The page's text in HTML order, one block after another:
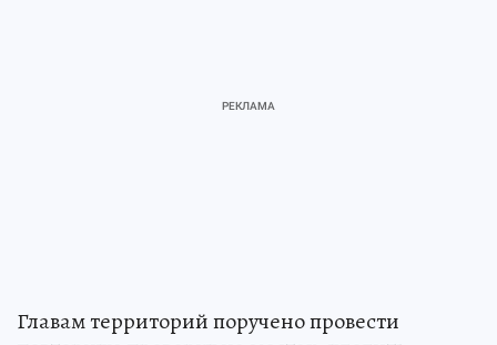
Главам территорий поручено провести